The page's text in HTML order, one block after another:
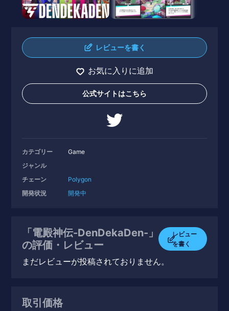
レビューを書く
お気に入りに追加
公式サイトはこちら
カテゴリー
Game
ジャンル
チェーン
Polygon
開発状況
開発中
「電殿神伝-DenDekaDen-」
の評価・レビュー
レビュー
を書く
まだレビューが投稿されておりません。
取引価格